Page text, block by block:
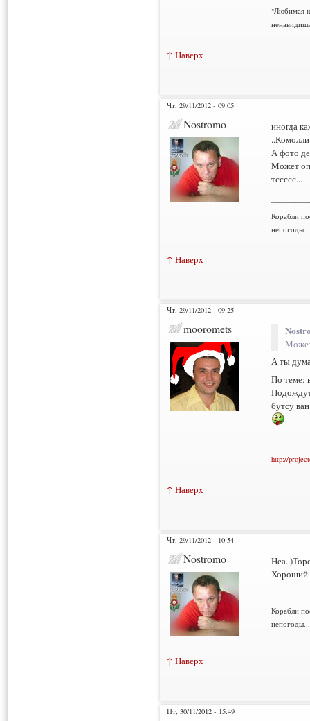
"Любимая
↑ Наверх
Чт, 29/11/2012 - 09:05
Nostromo
иногда
А фото
Может
тссссс...
Корабли
↑ Наверх
Чт, 29/11/2012 - 09:25
mooromets
А ты
По теме:
бутсу
http://
↑ Наверх
Чт, 29/11/2012 - 10:54
Nostromo
Хороший
Корабли
↑ Наверх
Пт, 30/11/2012 - 15:49